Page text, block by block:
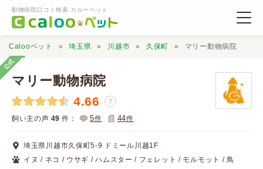
動物病院口コミ検索 カルーペット
動物病院検索
口コミ検索
Calooペット 埼玉県 川越市 久保町 マリー動物病院
公式
マリー動物病院
4.66 ？
飼い主の声 49 件： 5件 44件
埼玉県川越市久保町5-9 ドミール川越1F
イヌ / ネコ / ウサギ / ハムスター / フェレット / モルモット / 鳥